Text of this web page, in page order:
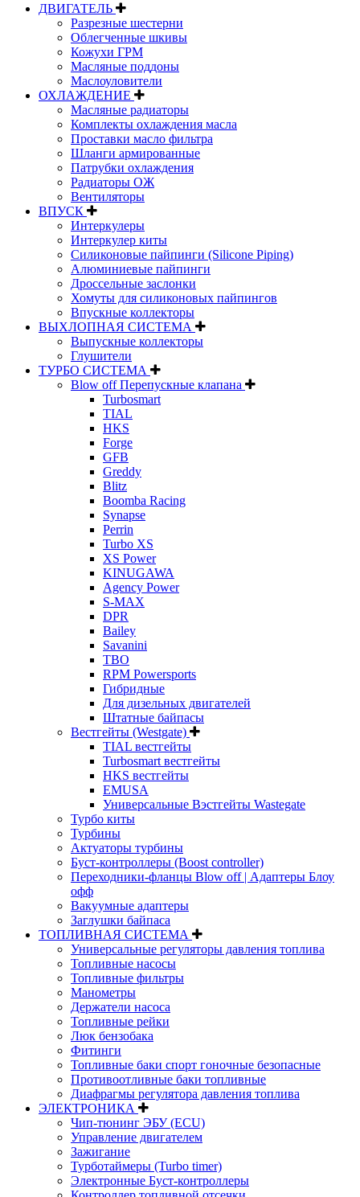
ДВИГАТЕЛЬ
Разрезные шестерни
Облегченные шкивы
Кожухи ГРМ
Масляные поддоны
Маслоуловители
ОХЛАЖДЕНИЕ
Масляные радиаторы
Комплекты охлаждения масла
Проставки масло фильтра
Шланги армированные
Патрубки охлаждения
Радиаторы ОЖ
Вентиляторы
ВПУСК
Интеркулеры
Интеркулер киты
Силиконовые пайпинги (Silicone Piping)
Алюминиевые пайпинги
Дроссельные заслонки
Хомуты для силиконовых пайпингов
Впускные коллекторы
ВЫХЛОПНАЯ СИСТЕМА
Выпускные коллекторы
Глушители
ТУРБО СИСТЕМА
Blow off Перепускные клапана
Turbosmart
TIAL
HKS
Forge
GFB
Greddy
Blitz
Boomba Racing
Synapse
Perrin
Turbo XS
XS Power
KINUGAWA
Agency Power
S-MAX
DPR
Bailey
Savanini
TBO
RPM Powersports
Гибридные
Для дизельных двигателей
Штатные байпасы
Вестгейты (Westgate)
TIAL вестгейты
Turbosmart вестгейты
HKS вестгейты
EMUSA
Универсальные Вэстгейты Wastegate
Турбо киты
Турбины
Актуаторы турбины
Буст-контроллеры (Boost controller)
Переходники-фланцы Blow off | Адаптеры Блоу
офф
Вакуумные адаптеры
Заглушки байпаса
ТОПЛИВНАЯ СИСТЕМА
Универсальные регуляторы давления топлива
Топливные насосы
Топливные фильтры
Манометры
Держатели насоса
Топливные рейки
Люк бензобака
Фитинги
Топливные баки спорт гоночные безопасные
Противоотливные баки топливные
Диафрагмы регулятора давления топлива
ЭЛЕКТРОНИКА
Чип-тюнинг ЭБУ (ECU)
Управление двигателем
Зажигание
Турботаймеры (Turbo timer)
Электронные Буст-контроллеры